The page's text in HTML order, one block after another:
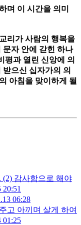
며 이 시간을 의미
리가 사람의 행복을
문자 안에 갇힌 하나
평과 열린 신앙에 의
으신 십자가의 의
아침을 맞이하게 될
감사함으로 해야
20:51
06:28
고 아끼며 살게 하여
01:25